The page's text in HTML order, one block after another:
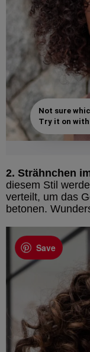
Not sure
Try it on
2. Strähnchen
diesem Stil
verteilt, um das
betonen.
Save